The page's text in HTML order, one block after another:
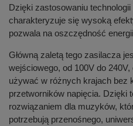
Dzięki zastosowaniu
charakteryzuje się wysoką
pozwala na oszczędność
Główną zaletą tego zasilacza
wejściowego, od 100V do
używać w różnych krajach bez
przetworników napięcia. Dzięki
rozwiązaniem dla muzyków,
potrzebują przenośnego,